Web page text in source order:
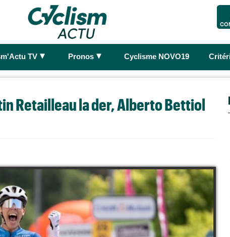
TV ► Pronos ► Cyclisme NOVO19
Retailleau la der, Alberto Bettiol